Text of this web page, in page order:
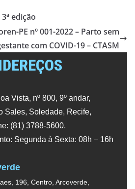
edição
PE nº 001-2022 – Parto sem
com COVID-19 – CTASM
Vista, nº 800, 9º andar,
Sales, Soledade, Recife,
(81) 3788-5600.
Segunda à Sexta: 08h – 16h
196, Centro, Arcoverde,